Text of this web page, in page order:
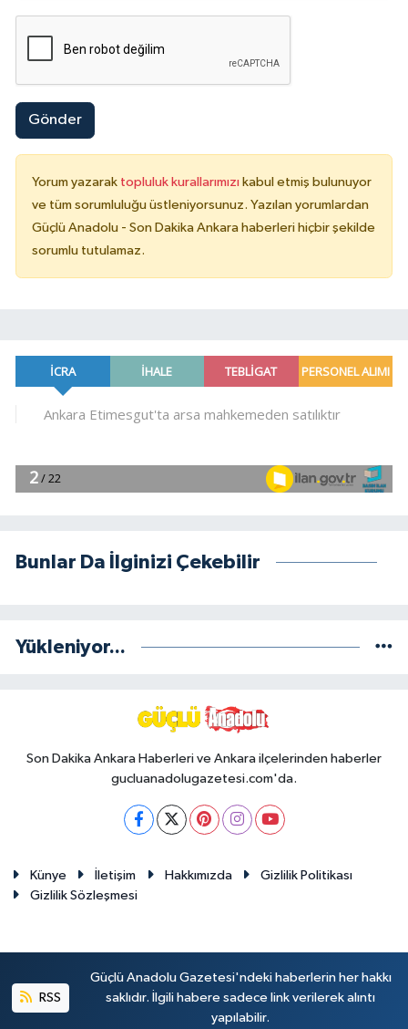
Gönder
Yorum yazarak topluluk kurallarımızı kabul etmiş bulunuyor
ve tüm sorumluluğu üstleniyorsunuz. Yazılan yorumlardan
Güçlü Anadolu - Son Dakika Ankara haberleri hiçbir şekilde
sorumlu tutulamaz.
Bunlar Da İlginizi Çekebilir
Yükleniyor...
Son Dakika Ankara Haberleri ve Ankara ilçelerinden haberler
gucluanadolugazetesi.com'da.
Künye İletişim Hakkımızda
Gizlilik Politikası
Gizlilik Sözleşmesi
RSS
Güçlü Anadolu Gazetesi'ndeki haberlerin her hakkı
saklıdır. İlgili habere sadece link verilerek alıntı
yapılabilir.